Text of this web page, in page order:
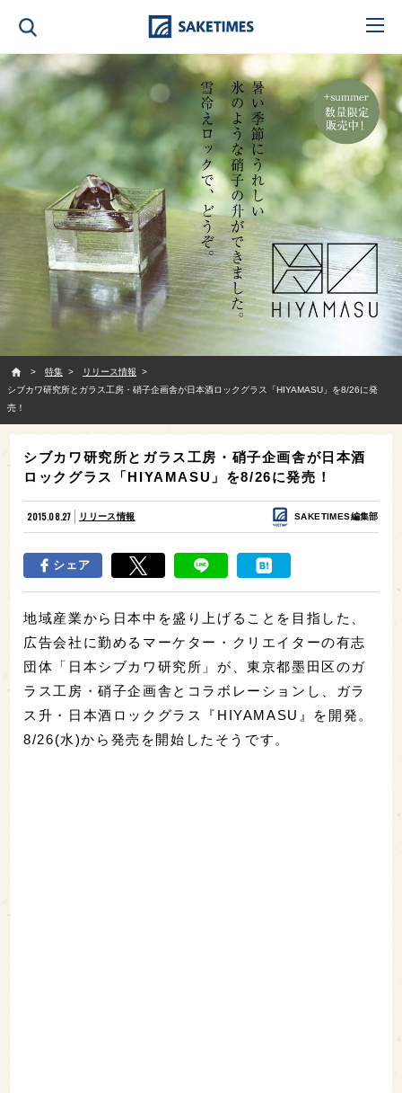
特集
リリース情報
シブカワ研究所とガラス工房・硝子企画舎が日本酒ロックグラス「HIYAMASU」を8/26に発
売！
シブカワ研究所とガラス工房・硝子企画舎が日本酒
ロックグラス「HIYAMASU」を8/26に発売！
2015.08.27 リリース情報 SAKETIMES編集部
シェア
地域産業から日本中を盛り上げることを目指した、
広告会社に勤めるマーケター・クリエイターの有志
団体「日本シブカワ研究所」が、東京都墨田区のガ
ラス工房・硝子企画舎とコラボレーションし、ガラ
ス升・日本酒ロックグラス『 HIYAMASU』を開発。
8/26(水)から発売を開始したそうです。